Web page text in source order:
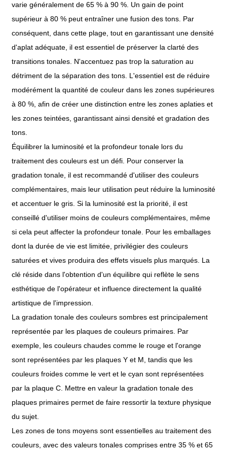
varie généralement de 65 % à 90 %. Un gain de point
supérieur à 80 % peut entraîner une fusion des tons. Par
conséquent, dans cette plage, tout en garantissant une densité
d'aplat adéquate, il est essentiel de préserver la clarté des
transitions tonales. N'accentuez pas trop la saturation au
détriment de la séparation des tons. L'essentiel est de réduire
modérément la quantité de couleur dans les zones supérieures
à 80 %, afin de créer une distinction entre les zones aplaties et
les zones teintées, garantissant ainsi densité et gradation des
tons.
Équilibrer la luminosité et la profondeur tonale lors du
traitement des couleurs est un défi. Pour conserver la
gradation tonale, il est recommandé d'utiliser des couleurs
complémentaires, mais leur utilisation peut réduire la luminosité
et accentuer le gris. Si la luminosité est la priorité, il est
conseillé d'utiliser moins de couleurs complémentaires, même
si cela peut affecter la profondeur tonale. Pour les emballages
dont la durée de vie est limitée, privilégier des couleurs
saturées et vives produira des effets visuels plus marqués. La
clé réside dans l'obtention d'un équilibre qui reflète le sens
esthétique de l'opérateur et influence directement la qualité
artistique de l'impression.
La gradation tonale des couleurs sombres est principalement
représentée par les plaques de couleurs primaires. Par
exemple, les couleurs chaudes comme le rouge et l'orange
sont représentées par les plaques Y et M, tandis que les
couleurs froides comme le vert et le cyan sont représentées
par la plaque C. Mettre en valeur la gradation tonale des
plaques primaires permet de faire ressortir la texture physique
du sujet.
Les zones de tons moyens sont essentielles au traitement des
couleurs, avec des valeurs tonales comprises entre 35 % et 65